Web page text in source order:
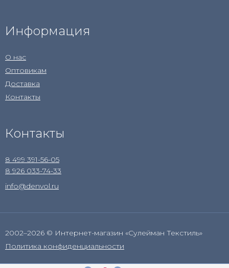
Информация
О нас
Оптовикам
Доставка
Контакты
Контакты
8 499 391-56-05
8 926 033-74-33
info@denvol.ru
2002–2026 © Интернет-магазин «Сулейман Текстиль»
Политика конфиденциальности